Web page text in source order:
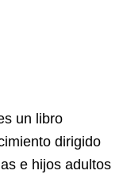
un libro
dirigido
e hijos adultos